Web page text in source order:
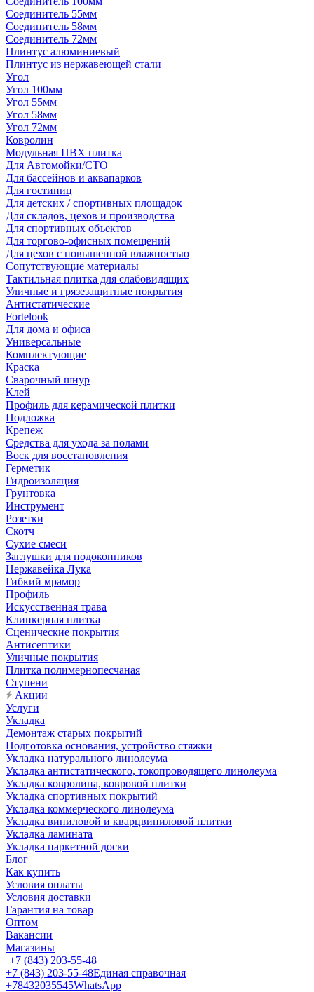
Соединитель 55мм
Соединитель 58мм
Соединитель 72мм
Плинтус алюминиевый
Плинтус из нержавеющей стали
Угол
Угол 100мм
Угол 55мм
Угол 58мм
Угол 72мм
Ковролин
Модульная ПВХ плитка
Для Автомойки/СТО
Для бассейнов и аквапарков
Для гостиниц
Для детских / спортивных площадок
Для складов, цехов и производства
Для спортивных объектов
Для торгово-офисных помещений
Для цехов с повышенной влажностью
Сопутствующие материалы
Тактильная плитка для слабовидящих
Уличные и грязезащитные покрытия
Антистатические
Fortelook
Для дома и офиса
Универсальные
Комплектующие
Краска
Сварочный шнур
Клей
Профиль для керамической плитки
Подложка
Крепеж
Средства для ухода за полами
Воск для восстановления
Герметик
Гидроизоляция
Грунтовка
Инструмент
Розетки
Скотч
Сухие смеси
Заглушки для подоконников
Нержавейка Лука
Гибкий мрамор
Профиль
Искусственная трава
Клинкерная плитка
Сценические покрытия
Антисептики
Уличные покрытия
Плитка полимернопесчаная
Ступени
Акции
Услуги
Укладка
Демонтаж старых покрытий
Подготовка основания, устройство стяжки
Укладка натурального линолеума
Укладка антистатического, токопроводящего линолеума
Укладка ковролина, ковровой плитки
Укладка спортивных покрытий
Укладка коммерческого линолеума
Укладка виниловой и кварцвиниловой плитки
Укладка ламината
Укладка паркетной доски
Блог
Как купить
Условия оплаты
Условия доставки
Гарантия на товар
Оптом
Вакансии
Магазины
+7 (843) 203-55-48
+7 (843) 203-55-48Единая справочная
+78432035545WhatsApp